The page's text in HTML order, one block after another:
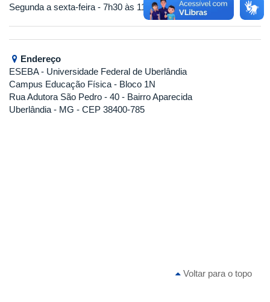
Segunda a sexta-feira - 7h30 às 11h45 e 13h30 às 17h
Endereço
ESEBA- Universidade Federal de Uberlândia
Campus Educação Física - Bloco 1N
Rua Adutora São Pedro - 40 - Bairro Aparecida
Uberlândia - MG - CEP 38400-785
Voltar para o topo